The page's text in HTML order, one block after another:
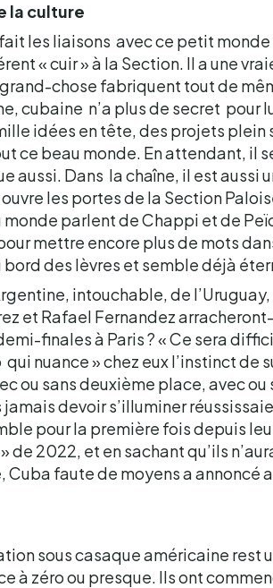
la culture
les liaisons avec ce petit
« cuir » à la Section. Il a une
chose fabriquent tout de
cubaine n’a plus de secret pour
idées en tête, des projets
ce beau monde. En attendant, il
aussi. Dans la chaîne, il est aussi
les portes de la Section
parlent de Chappi et de
mettre encore plus de mots
bord des lèvres et semble déjà
intouchable, de
et Rafael Fernandez
finales à Paris ? « Ce sera
nuance » chez eux l’instinct de
ou sans deuxième place, avec
devoir s’illuminer
pour la première fois depuis
de 2022, et en sachant qu’ils
Cuba faute de moyens a annoncé
sous casaque américaine rest
à zéro ou presque. Ils ont